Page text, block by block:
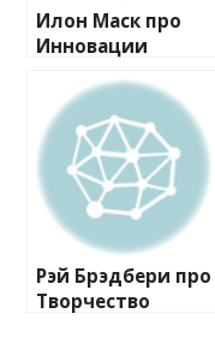
Илон Маск про
Инновации
Рэй Брэдбери про
Творчество